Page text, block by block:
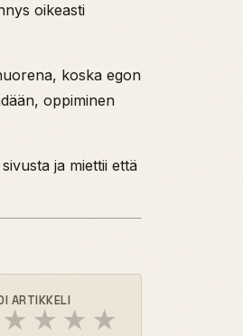
oikeasti
koska egon
oppiminen
ja miettii että
ARTIKKELI
★ ★ ★ ★